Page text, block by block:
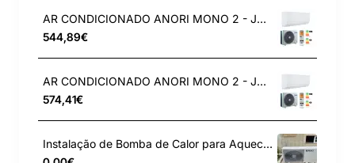
AR CONDICIONADO ANORI MONO 2 - JSG25
544,89€
AR CONDICIONADO ANORI MONO 2 - JSG35
574,41€
Instalação de Bomba de Calor para Aquecimento - Fragoso